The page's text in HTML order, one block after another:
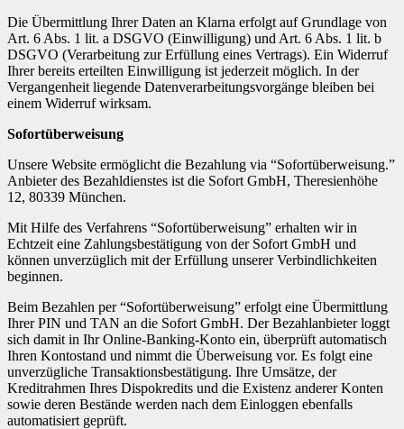
Die Übermittlung Ihrer Daten an Klarna erfolgt auf Grundlage von
Art. 6 Abs. 1 lit. a DSGVO (Einwilligung) und Art. 6 Abs. 1 lit. b
DSGVO (Verarbeitung zur Erfüllung eines Vertrags). Ein Widerruf
Ihrer bereits erteilten Einwilligung ist jederzeit möglich. In der
Vergangenheit liegende Datenverarbeitungsvorgänge bleiben bei
einem Widerruf wirksam.
Sofortüberweisung
Unsere Website ermöglicht die Bezahlung via “Sofortüberweisung.”
Anbieter des Bezahldienstes ist die Sofort GmbH, Theresienhöhe
12, 80339 München.
Mit Hilfe des Verfahrens “Sofortüberweisung” erhalten wir in
Echtzeit eine Zahlungsbestätigung von der Sofort GmbH und
können unverzüglich mit der Erfüllung unserer Verbindlichkeiten
beginnen.
Beim Bezahlen per “Sofortüberweisung” erfolgt eine Übermittlung
Ihrer PIN und TAN an die Sofort GmbH. Der Bezahlanbieter loggt
sich damit in Ihr Online-Banking-Konto ein, überprüft automatisch
Ihren Kontostand und nimmt die Überweisung vor. Es folgt eine
unverzügliche Transaktionsbestätigung. Ihre Umsätze, der
Kreditrahmen Ihres Dispokredits und die Existenz anderer Konten
sowie deren Bestände werden nach dem Einloggen ebenfalls
automatisiert geprüft.